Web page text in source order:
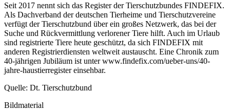
Seit 2017 nennt sich das Register der Tierschutzbundes FINDEFIX.
Als Dachverband der deutschen Tierheime und Tierschutzvereine
verfügt der Tierschutzbund über ein großes Netzwerk, das bei der
Suche und Rückvermittlung verlorener Tiere hilft. Auch im Urlaub
sind registrierte Tiere heute geschützt, da sich FINDEFIX mit
anderen Registrierdiensten weltweit austauscht. Eine Chronik zum
40-jährigen Jubiläum ist unter www.findefix.com/ueber-uns/40-
jahre-haustierregister einsehbar.
Quelle: Dt. Tierschutzbund
Bildmaterial